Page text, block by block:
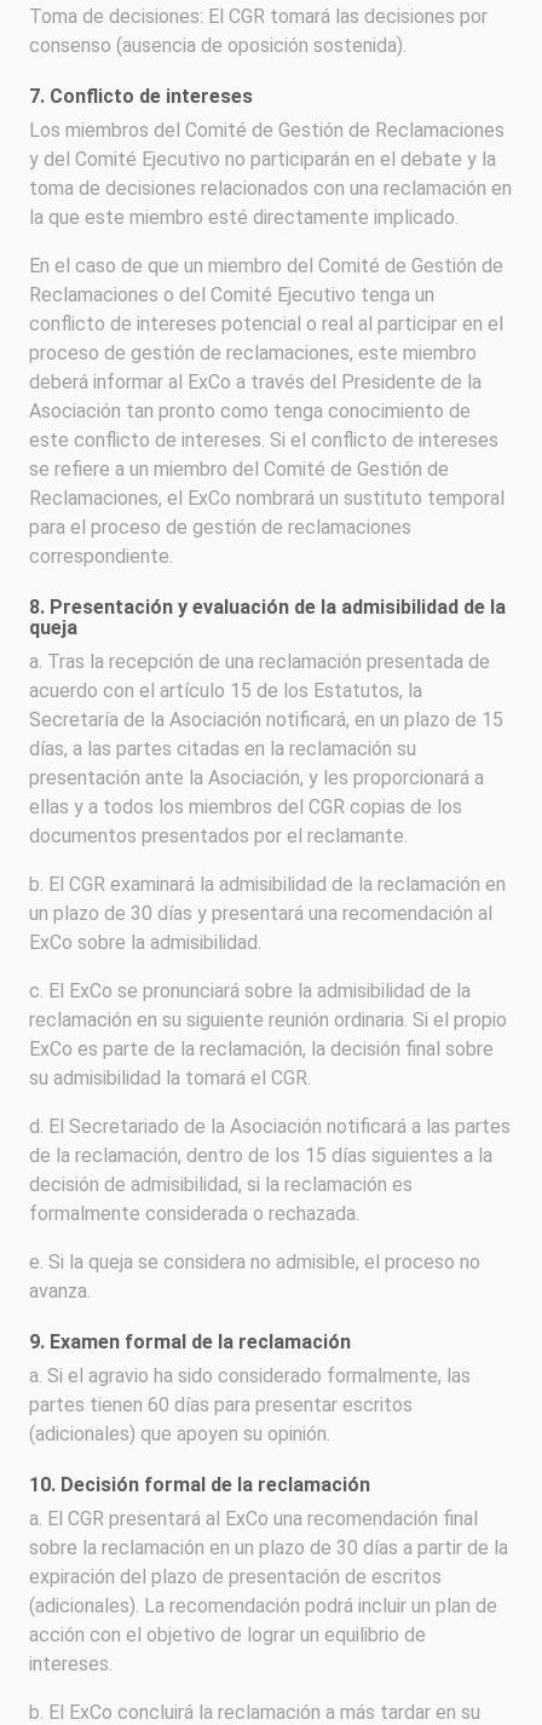
Toma de decisiones: El CGR tomará las decisiones por
consenso (ausencia de oposición sostenida).
7. Conflicto de intereses
Los miembros del Comité de Gestión de Reclamaciones
y del Comité Ejecutivo no participarán en el debate y la
toma de decisiones relacionados con una reclamación en
la que este miembro esté directamente implicado.
En el caso de que un miembro del Comité de Gestión de
Reclamaciones o del Comité Ejecutivo tenga un
conflicto de intereses potencial o real al participar en el
proceso de gestión de reclamaciones, este miembro
deberá informar al ExCo a través del Presidente de la
Asociación tan pronto como tenga conocimiento de
este conflicto de intereses. Si el conflicto de intereses
se refiere a un miembro del Comité de Gestión de
Reclamaciones, el ExCo nombrará un sustituto temporal
para el proceso de gestión de reclamaciones
correspondiente.
8. Presentación y evaluación de la admisibilidad de la
queja
a. Tras la recepción de una reclamación presentada de
acuerdo con el artículo 15 de los Estatutos, la
Secretaría de la Asociación notificará, en un plazo de 15
días, a las partes citadas en la reclamación su
presentación ante la Asociación, y les proporcionará a
ellas y a todos los miembros del CGR copias de los
documentos presentados por el reclamante.
b. El CGR examinará la admisibilidad de la reclamación en
un plazo de 30 días y presentará una recomendación al
ExCo sobre la admisibilidad.
c. El ExCo se pronunciará sobre la admisibilidad de la
reclamación en su siguiente reunión ordinaria. Si el propio
ExCo es parte de la reclamación, la decisión final sobre
su admisibilidad la tomará el CGR.
d. El Secretariado de la Asociación notificará a las partes
de la reclamación, dentro de los 15 días siguientes a la
decisión de admisibilidad, si la reclamación es
formalmente considerada o rechazada.
e. Si la queja se considera no admisible, el proceso no
avanza.
9. Examen formal de la reclamación
a. Si el agravio ha sido considerado formalmente, las
partes tienen 60 días para presentar escritos
(adicionales) que apoyen su opinión.
10. Decisión formal de la reclamación
a. El CGR presentará al ExCo una recomendación final
sobre la reclamación en un plazo de 30 días a partir de la
expiración del plazo de presentación de escritos
(adicionales). La recomendación podrá incluir un plan de
acción con el objetivo de lograr un equilibrio de
intereses.
b. El ExCo concluirá la reclamación a más tardar en su